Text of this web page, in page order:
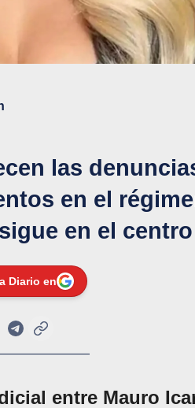
las
en el
en el
Diario en
entre Mauro